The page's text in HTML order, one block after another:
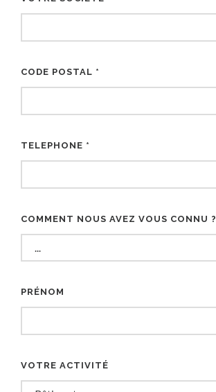
CODE POSTAL *
TELEPHONE *
COMMENT NOUS AVEZ VOUS CONNU ?
PRÉNOM
VOTRE ACTIVITÉ